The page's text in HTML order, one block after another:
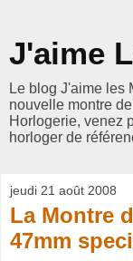
J'aime
Le blog J'aime les
nouvelle montre
Horlogerie, venez
horloger de
jeudi 21 août 2008
La Montre
47mm